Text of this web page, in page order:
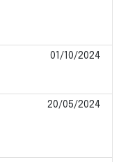
01/10/2024
20/05/2024